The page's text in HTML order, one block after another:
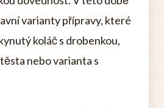
varianty přípravy, které
koláč s drobenkou,
nebo varianta s